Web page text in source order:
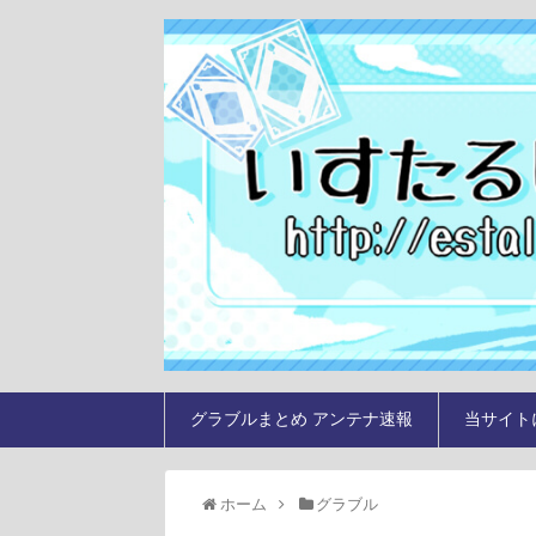
グラブルまとめ アンテナ速報 当サイ
ホーム グラブル